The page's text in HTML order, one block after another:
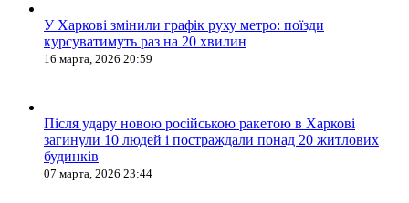
У Харкові змінили графік руху метро: поїзди
курсуватимуть раз на 20 хвилин
16 марта, 2026 20:59
Після удару новою російською ракетою в Харкові
загинули 10 людей і постраждали понад 20 житлових
будинків
07 марта, 2026 23:44